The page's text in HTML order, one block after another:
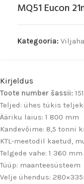
MQ51 Eucon
Kategooria:
Kirjeldus
Toote number šassii:
Teljed: ühes tükis
Ääriku laius: 1 800 mm
Kandevõime: 8,5 tonni
KTL-meetodil kaetud,
Telgede vahe: 1 360 mm
Tüüp: maanteesüsteem
Velje ühendus: